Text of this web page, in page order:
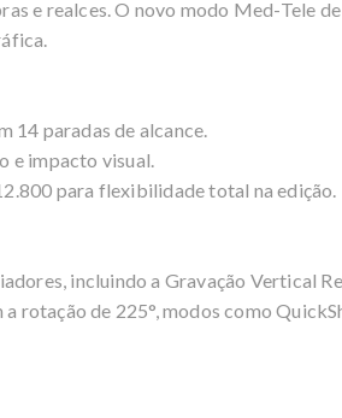
e realces. O novo modo Med-Tele
14 paradas de alcance.
e impacto visual.
para flexibilidade total na edição.
incluindo a Gravação Vertical
rotação de 225°, modos como